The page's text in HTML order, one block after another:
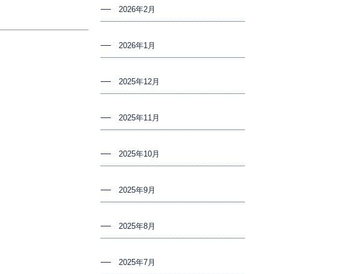
2026年2月
2026年1月
2025年12月
2025年11月
2025年10月
2025年9月
2025年8月
2025年7月